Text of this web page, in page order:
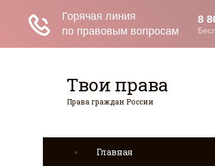
Твои права
Права граждан России
Главная